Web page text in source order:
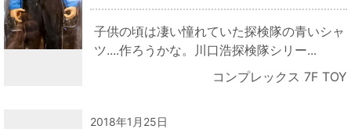
子供の頃は凄い憧れていた探検隊の青いシャ
ツ....作ろうかな。川口浩探検隊シリー...
コンプレックス 7F TOY
2018年1月25日